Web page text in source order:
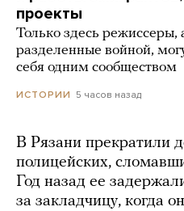
проекты
Только здесь режиссеры,
разделенные войной,
себя одним сообществом
ИСТОРИИ 5 часов назад
В Рязани прекратили
полицейских,
Год назад ее
за закладчицу, когда